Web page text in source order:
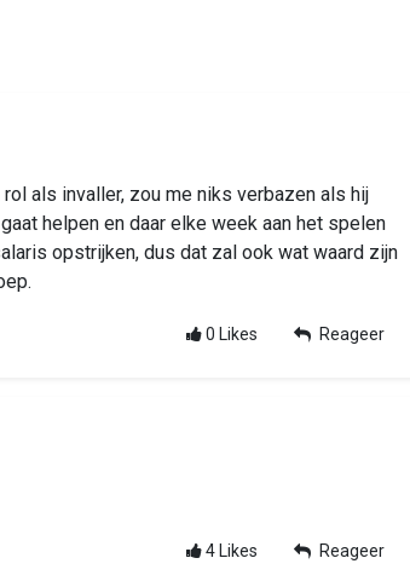
als invaller, zou me niks verbazen als hij
helpen en daar elke week aan het spelen
opstrijken, dus dat zal ook wat waard zijn
0 Likes Reageer
4 Likes Reageer